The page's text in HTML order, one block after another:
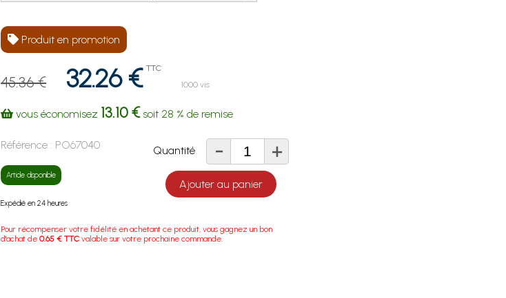
Produit en promotion
45.36 € 32.26 € TTC
1000 vis
vous économisez 13.10 €soit 28 % de remise
Référence : PO67040
Article disponible
Expédié en 24 heures
Quantité - +
Ajouter au panier
Pour récompenser votre fidélité en achetant ce produit, vous gagnez un bon
d'achat de0.65 € TTC valable sur votre prochaine commande.